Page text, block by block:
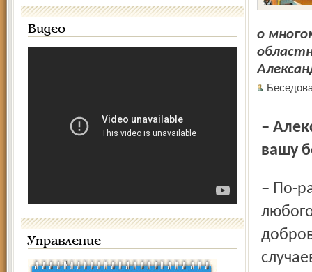
Видео
Управление
о
– Александр Владимирович, а как попадают люди в
вашу
– По-разному. Но скажу, что основным условием оказания